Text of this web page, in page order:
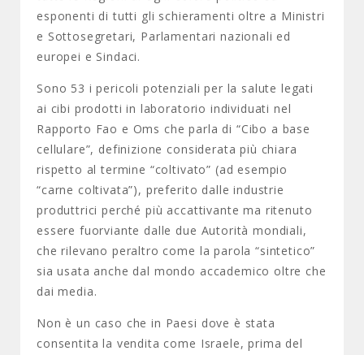
esponenti di tutti gli schieramenti oltre a Ministri
e Sottosegretari, Parlamentari nazionali ed
europei e Sindaci.
Sono 53 i pericoli potenziali per la salute legati
ai cibi prodotti in laboratorio individuati nel
Rapporto Fao e Oms che parla di “Cibo a base
cellulare”, definizione considerata più chiara
rispetto al termine “coltivato” (ad esempio
“carne coltivata”), preferito dalle industrie
produttrici perché più accattivante ma ritenuto
essere fuorviante dalle due Autorità mondiali,
che rilevano peraltro come la parola “sintetico”
sia usata anche dal mondo accademico oltre che
dai media.
Non è un caso che in Paesi dove è stata
consentita la vendita come Israele, prima del